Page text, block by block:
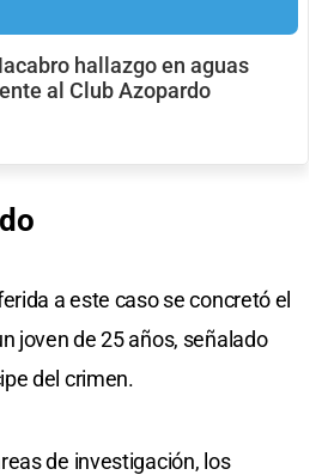
hallazgo en aguas
al Club Azopardo
a este caso se concretó el
joven de 25 años, señalado
del crimen.
de investigación, los